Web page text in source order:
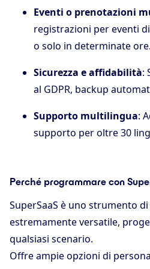
Eventi o prenotazioni
registrazioni per eventi
o solo in determinate ore.
Sicurezza e affidabilità:
al GDPR, backup
Supporto multilingua:
supporto per oltre 30
Perché programmare con
SuperSaaS è uno strumento
estremamente versatile,
qualsiasi scenario.
Offre ampie opzioni di